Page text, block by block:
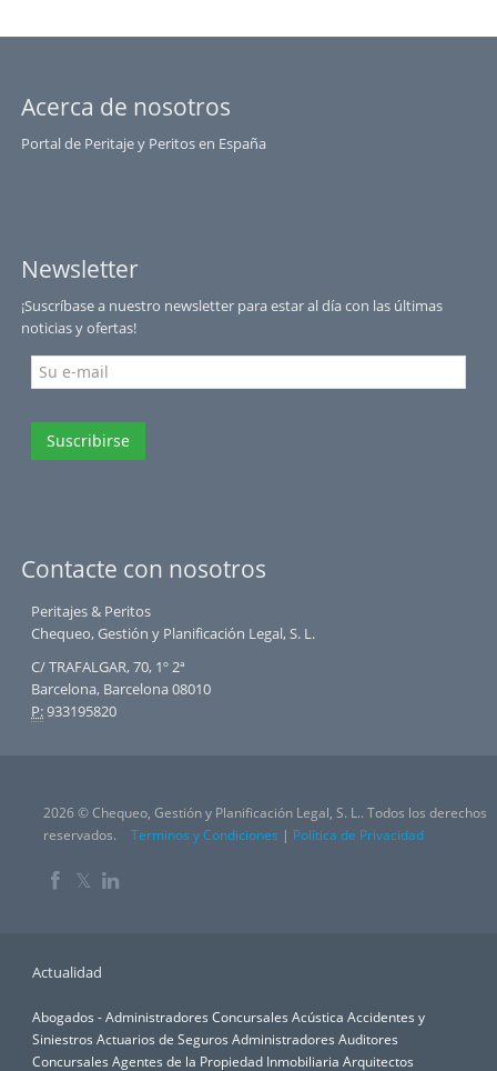
Acerca de nosotros
Portal de Peritaje y Peritos en España
Newsletter
¡Suscríbase a nuestro newsletter para estar al día con las últimas
noticias y ofertas!
Suscribirse
Contacte con nosotros
Peritajes & Peritos
Chequeo, Gestión y Planificación Legal, S. L.
C/ TRAFALGAR, 70, 1º 2ª
Barcelona, Barcelona 08010
P:933195820
2026 © Chequeo, Gestión y Planificación Legal, S. L.. Todos los derechos
reservados.
Terminos y Condiciones | Política de Privacidad
𝕏
Actualidad
Abogados - Administradores Concursales Acústica Accidentes y
Siniestros Actuarios de Seguros Administradores Auditores
Concursales Agentes de la Propiedad Inmobiliaria Arquitectos